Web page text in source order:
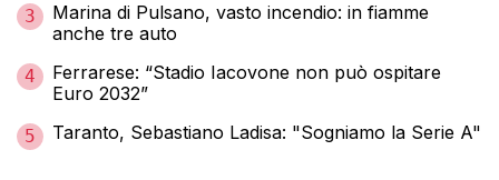
3
Marina di Pulsano, vasto incendio: in fiamme
anche tre auto
4
Ferrarese: “Stadio Iacovone non può ospitare
Euro 2032”
5 Taranto, Sebastiano Ladisa: "Sogniamo la Serie A"